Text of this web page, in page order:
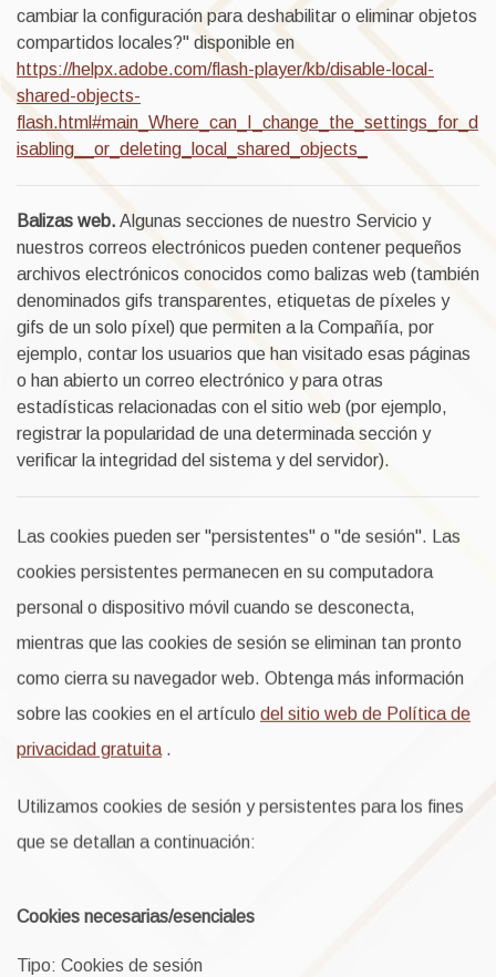
cambiar la configuración para deshabilitar o eliminar objetos
compartidos locales?" disponible en
https://helpx.adobe.com/flash-player/kb/disable-local-
shared-objects-
flash.html#main_Where_can_I_change_the_settings_for_d
isabling__or_deleting_local_shared_objects_
Balizas web. Algunas secciones de nuestro Servicio y
nuestros correos electrónicos pueden contener pequeños
archivos electrónicos conocidos como balizas web (también
denominados gifs transparentes, etiquetas de píxeles y
gifs de un solo píxel) que permiten a la Compañía, por
ejemplo, contar los usuarios que han visitado esas páginas
o han abierto un correo electrónico y para otras
estadísticas relacionadas con el sitio web (por ejemplo,
registrar la popularidad de una determinada sección y
verificar la integridad del sistema y del servidor).
Las cookies pueden ser "persistentes" o "de sesión". Las
cookies persistentes permanecen en su computadora
personal o dispositivo móvil cuando se desconecta,
mientras que las cookies de sesión se eliminan tan pronto
como cierra su navegador web. Obtenga más información
sobre las cookies en el artículo del sitio web de Política de
privacidad gratuita .
Utilizamos cookies de sesión y persistentes para los fines
que se detallan a continuación:
Cookies necesarias/esenciales
Tipo: Cookies de sesión